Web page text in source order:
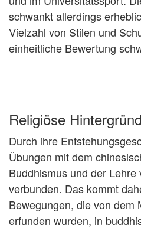
schwankt allerdings
Vielzahl von Stilen und
einheitliche Bewertung
Religiöse
Durch ihre
Übungen mit dem
Buddhismus und der Lehre
verbunden. Das kommt
Bewegungen, die von dem
erfunden wurden, in